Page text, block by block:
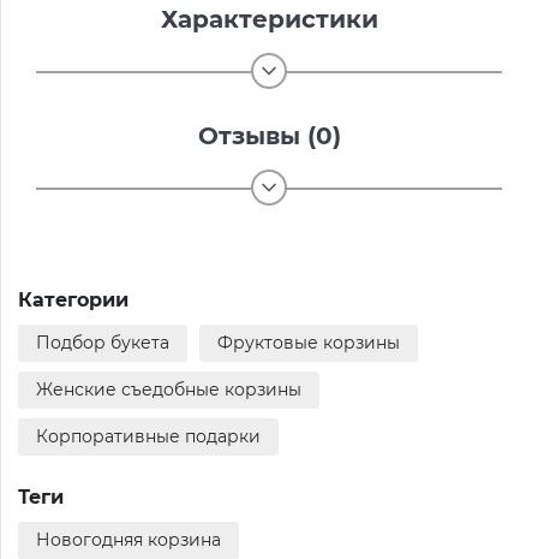
Характеристики
Отзывы (0)
Категории
Подбор букета Фруктовые корзины
Женские съедобные корзины
Корпоративные подарки
Теги
Новогодняя корзина